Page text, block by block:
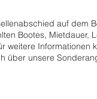
auf dem
Bootes, Mietdauer,
weitere Informationen
über unsere